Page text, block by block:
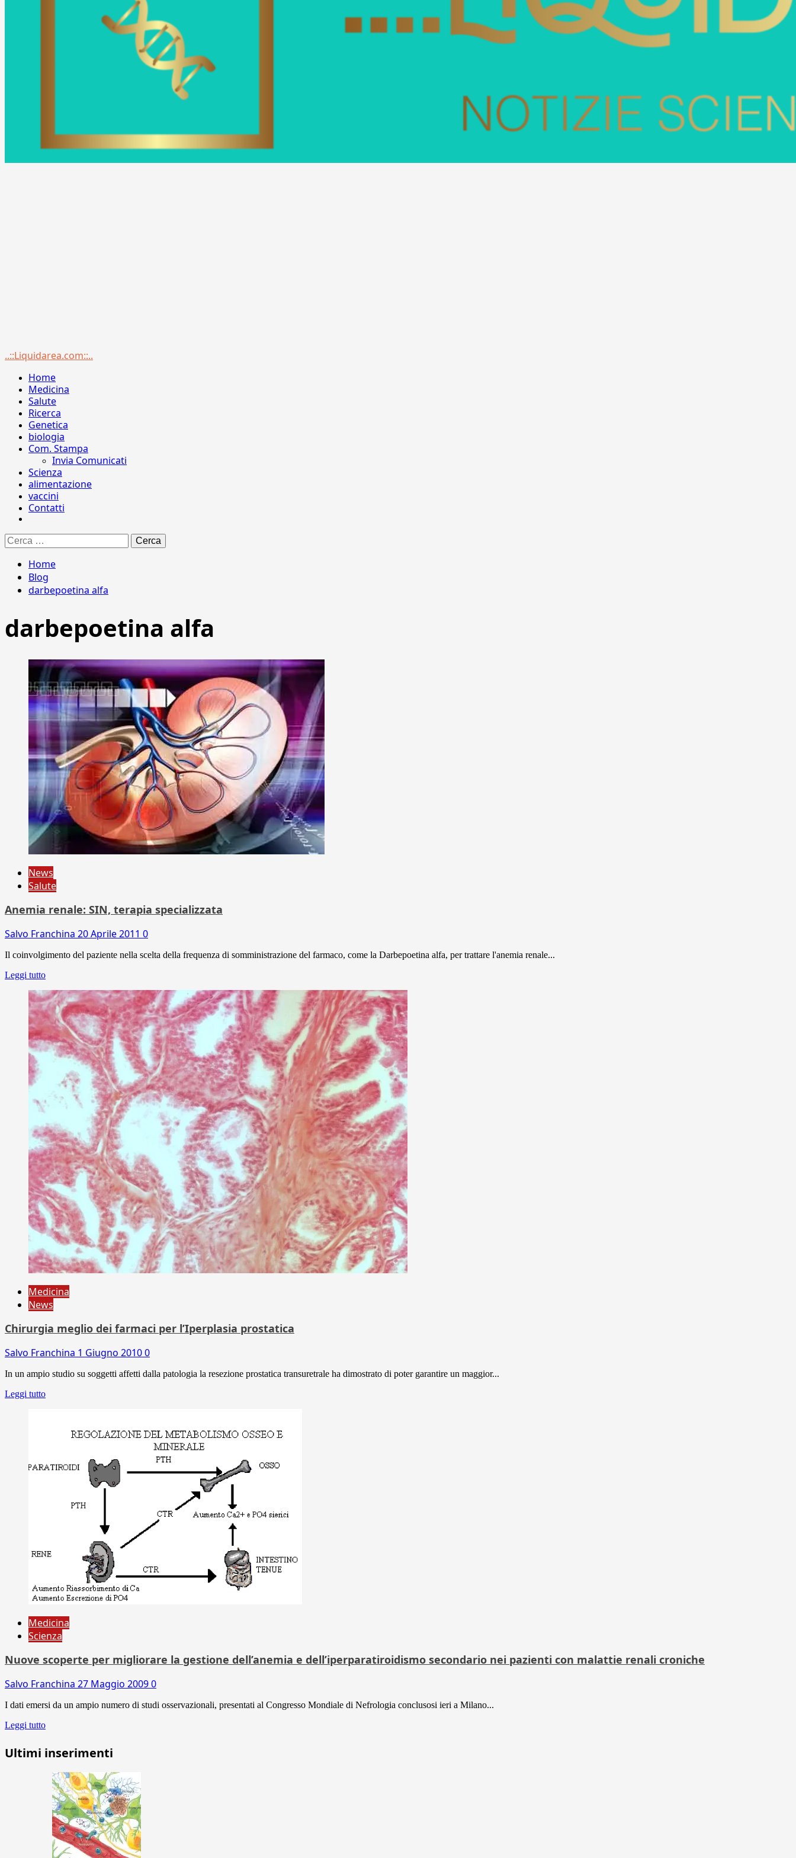
Menu
..::Liquidarea.com::..
Home
Medicina
Salute
Ricerca
Genetica
biologia
Com. Stampa
Invia Comunicati
Scienza
alimentazione
vaccini
Contatti
Ricerca
per:
Home
Blog
darbepoetina alfa
darbepoetina alfa
News
Salute
Anemia renale: SIN, terapia specializzata
Salvo Franchina 20 Aprile 2011 0
Il coinvolgimento del paziente nella scelta della frequenza di somministrazione del farmaco, come la Darbepoetina alfa, per trattare l'anemia renale...
Leggi tutto
Medicina
News
Chirurgia meglio dei farmaci per l’Iperplasia prostatica
Salvo Franchina 1 Giugno 20100
In un ampio studio su soggetti affetti dalla patologia la resezione prostatica transuretrale ha dimostrato di poter garantire un maggior...
Leggi tutto
Medicina
Scienza
Nuove scoperte per migliorare la gestione dell’anemia e dell’iperparatiroidismo secondario nei pazienti con malattie renali croniche
Salvo Franchina 27 Maggio 20090
I dati emersi da un ampio numero di studi osservazionali, presentati al Congresso Mondiale di Nefrologia conclusosi ieri a Milano...
Leggi tutto
Ultimi inserimenti